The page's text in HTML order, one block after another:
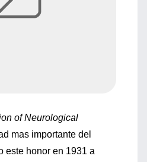
of Neurological
mas importante del
este honor en 1931 a